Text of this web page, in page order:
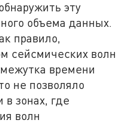
эту
объема данных.
правило,
сейсмических волн
времени
не позволяло
в зонах, где
волн